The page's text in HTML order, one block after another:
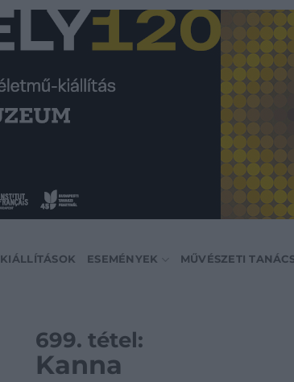
KIÁLLÍTÁSOK ESEMÉNYEK MŰVÉSZETI
699. tétel:
Kanna